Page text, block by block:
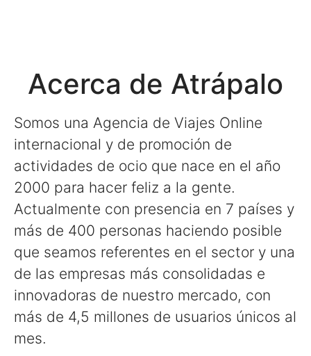
Acerca de Atrápalo
Somos una Agencia de Viajes Online
internacional y de promoción de
actividades de ocio que nace en el año
2000 para hacer feliz a la gente.
Actualmente con presencia en 7 países y
más de 400 personas haciendo posible
que seamos referentes en el sector y una
de las empresas más consolidadas e
innovadoras de nuestro mercado, con
más de 4,5 millones de usuarios únicos al
mes.